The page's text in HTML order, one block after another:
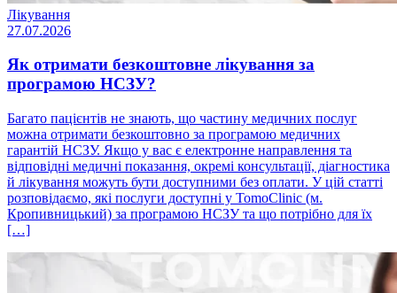
Лікування
27.07.2026
Як отримати безкоштовне лікування за
програмою НСЗУ?
Багато пацієнтів не знають, що частину медичних послуг
можна отримати безкоштовно за програмою медичних
гарантій НСЗУ. Якщо у вас є електронне направлення та
відповідні медичні показання, окремі консультації, діагностика
й лікування можуть бути доступними без оплати. У цій статті
розповідаємо, які послуги доступні у TomoClinic (м.
Кропивницький) за програмою НСЗУ та що потрібно для їх
[…]